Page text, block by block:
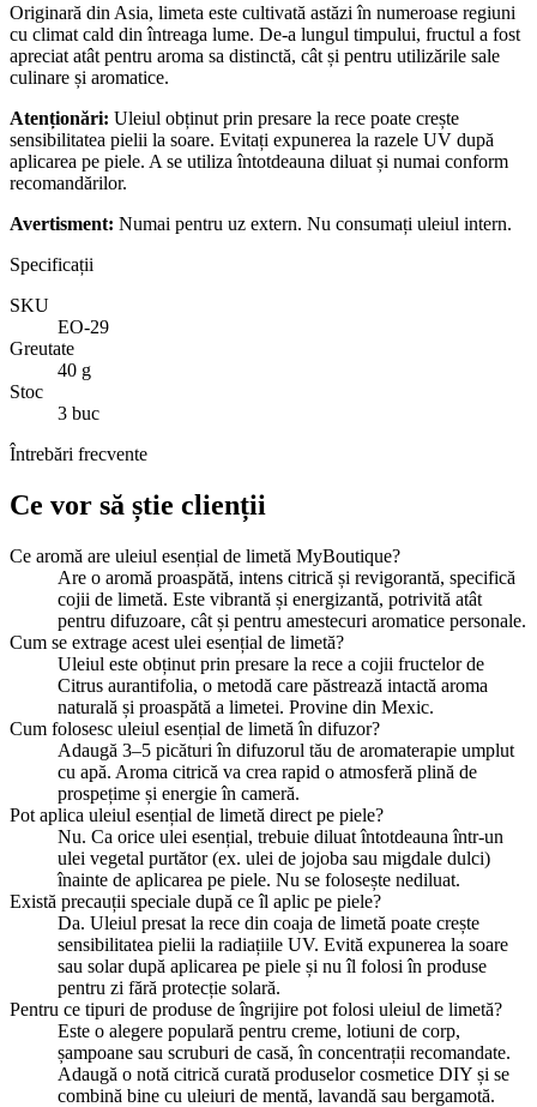
Originară din Asia, limeta este cultivată astăzi în numeroase regiuni
cu climat cald din întreaga lume. De-a lungul timpului, fructul a fost
apreciat atât pentru aroma sa distinctă, cât și pentru utilizările sale
culinare și aromatice.
Atenționări: Uleiul obținut prin presare la rece poate crește
sensibilitatea pielii la soare. Evitați expunerea la razele UV după
aplicarea pe piele. A se utiliza întotdeauna diluat și numai conform
recomandărilor.
Avertisment: Numai pentru uz extern. Nu consumați uleiul intern.
Specificații
SKU
EO-29
Greutate
40 g
Stoc
3 buc
Întrebări frecvente
Ce vor să știe clienții
Ce aromă are uleiul esențial de limetă MyBoutique?
Are o aromă proaspătă, intens citrică și revigorantă, specifică
cojii de limetă. Este vibrantă și energizantă, potrivită atât
pentru difuzoare, cât și pentru amestecuri aromatice personale.
Cum se extrage acest ulei esențial de limetă?
Uleiul este obținut prin presare la rece a cojii fructelor de
Citrus aurantifolia, o metodă care păstrează intactă aroma
naturală și proaspătă a limetei. Provine din Mexic.
Cum folosesc uleiul esențial de limetă în difuzor?
Adaugă 3–5 picături în difuzorul tău de aromaterapie umplut
cu apă. Aroma citrică va crea rapid o atmosferă plină de
prospețime și energie în cameră.
Pot aplica uleiul esențial de limetă direct pe piele?
Nu. Ca orice ulei esențial, trebuie diluat întotdeauna într-un
ulei vegetal purtător (ex. ulei de jojoba sau migdale dulci)
înainte de aplicarea pe piele. Nu se folosește nediluat.
Există precauții speciale după ce îl aplic pe piele?
Da. Uleiul presat la rece din coaja de limetă poate crește
sensibilitatea pielii la radiațiile UV. Evită expunerea la soare
sau solar după aplicarea pe piele și nu îl folosi în produse
pentru zi fără protecție solară.
Pentru ce tipuri de produse de îngrijire pot folosi uleiul de limetă?
Este o alegere populară pentru creme, lotiuni de corp,
șampoane sau scruburi de casă, în concentrații recomandate.
Adaugă o notă citrică curată produselor cosmetice DIY și se
combină bine cu uleiuri de mentă, lavandă sau bergamotă.